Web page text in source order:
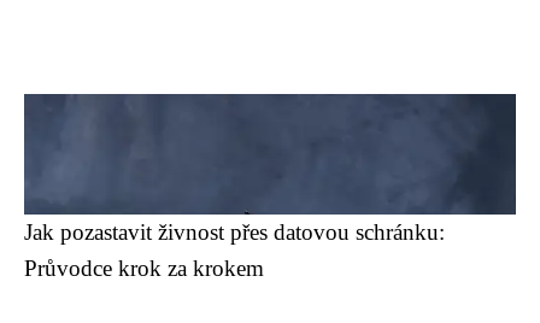
Jak pozastavit živnost přes datovou schránku:
Průvodce krok za krokem